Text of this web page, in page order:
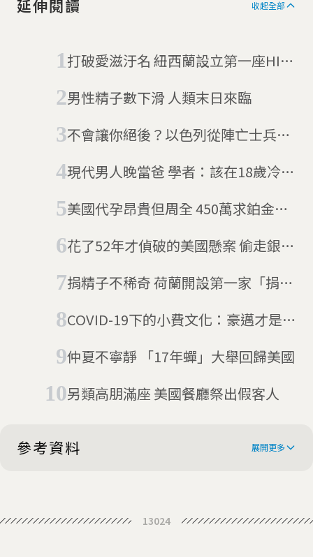
延伸閱讀 收起全部
打破愛滋汙名 紐西蘭設立第一座HIV
男性精子數下滑 人類末日來臨
不會讓你絕後？以色列從陣亡士兵身
現代男人晚當爸 學者：該在18歲冷凍
美國代孕昂貴但周全 450萬求鉑金寶
花了52年才偵破的美國懸案 偷走銀行
捐精子不稀奇 荷蘭開設第一家「捐糞
COVID-19下的小費文化：豪邁才是王
仲夏不寧靜 「17年蟬」大舉回歸美國
另類高朋滿座 美國餐廳祭出假客人
參考資料 展開更多
Illness and Crime, Lawsuits Say
13024